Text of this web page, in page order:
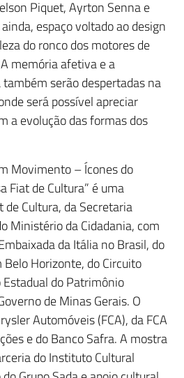
Piquet, Ayrton Senna e
espaço voltado ao design
do ronco dos motores de
memória afetiva e a
serão despertadas na
será possível apreciar
a evolução das formas dos
Movimento – Ícones do
Fiat de Cultura” é uma
de Cultura, da Secretaria
Ministério da Cidadania, com
da Itália no Brasil, do
Horizonte, do Circuito
do Patrimônio
de Minas Gerais. O
Automóveis (FCA), da FCA
e do Banco Safra. A mostra
do Instituto Cultural